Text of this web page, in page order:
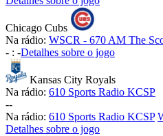
Chicago Cubs
Na rádio: WSCR - 670 AM The
- : -Detalhes sobre o jogo
Kansas City Royals
Na rádio: 610 Sports Radio KCSP
--
Na rádio: 610 Sports Radio KCSP
Detalhes sobre o jogo